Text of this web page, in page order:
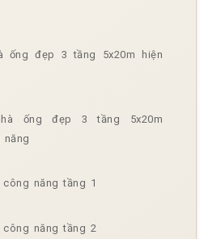
ống đẹp 3 tầng 5x20m hiện
ống đẹp 3 tầng 5x20m
năng tầng 1
năng tầng 2